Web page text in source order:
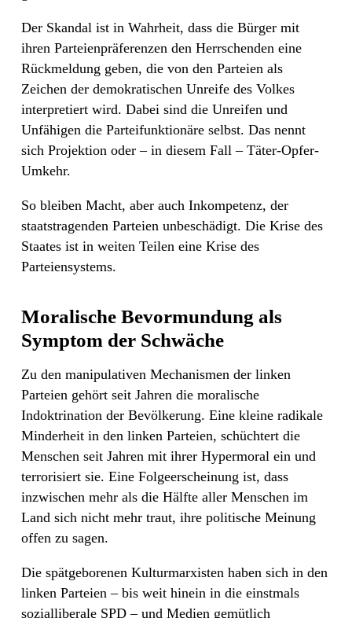
Der Skandal ist in Wahrheit, dass die Bürger mit
ihren Parteienpräferenzen den Herrschenden eine
Rückmeldung geben, die von den Parteien als
Zeichen der demokratischen Unreife des Volkes
interpretiert wird. Dabei sind die Unreifen und
Unfähigen die Parteifunktionäre selbst. Das nennt
sich Projektion oder – in diesem Fall – Täter-Opfer-
Umkehr.
So bleiben Macht, aber auch Inkompetenz, der
staatstragenden Parteien unbeschädigt. Die Krise des
Staates ist in weiten Teilen eine Krise des
Parteiensystems.
Moralische Bevormundung als
Symptom der Schwäche
Zu den manipulativen Mechanismen der linken
Parteien gehört seit Jahren die moralische
Indoktrination der Bevölkerung. Eine kleine radikale
Minderheit in den linken Parteien, schüchtert die
Menschen seit Jahren mit ihrer Hypermoral ein und
terrorisiert sie. Eine Folgeerscheinung ist, dass
inzwischen mehr als die Hälfte aller Menschen im
Land sich nicht mehr traut, ihre politische Meinung
offen zu sagen.
Die spätgeborenen Kulturmarxisten haben sich in den
linken Parteien – bis weit hinein in die einstmals
sozialliberale SPD – und Medien gemütlich